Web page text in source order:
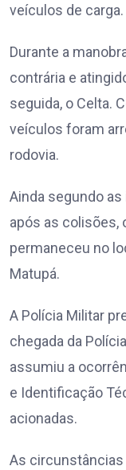
veículos de carga.
Durante a
contrária e
seguida, o Celta.
veículos foram
rodovia.
Ainda segundo
após as colisões,
permaneceu no
Matupá.
A Polícia Militar
chegada da
assumiu a
e Identificação
acionadas.
As